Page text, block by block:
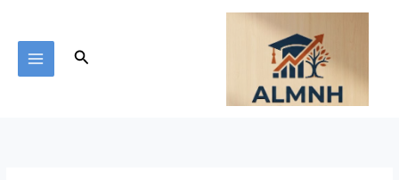
تخطي
البحث